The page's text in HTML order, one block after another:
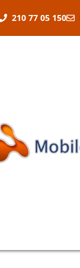
210 77 05 150